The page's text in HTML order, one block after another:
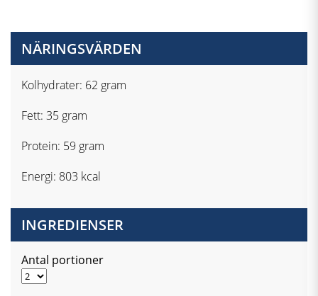
NÄRINGSVÄRDEN
Kolhydrater: 62 gram
Fett: 35 gram
Protein: 59 gram
Energi: 803 kcal
INGREDIENSER
Antal portioner